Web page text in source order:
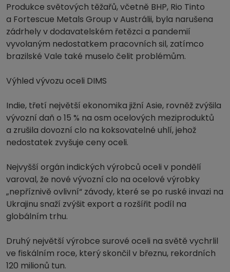
Produkce světových těžařů, včetně BHP, Rio Tinto
a Fortescue Metals Group v Austrálii, byla narušena
zádrhely v dodavatelském řetězci a pandemií
vyvolaným nedostatkem pracovních sil, zatímco
brazilské Vale také muselo čelit problémům.
Výhled vývozu oceli DIMS
Indie, třetí největší ekonomika jižní Asie, rovněž zvýšila
vývozní daň o 15 % na osm ocelových meziproduktů
a zrušila dovozní clo na koksovatelné uhlí, jehož
nedostatek zvyšuje ceny oceli.
Nejvyšší orgán indických výrobců oceli v pondělí
varoval, že nové vývozní clo na ocelové výrobky
„nepříznivě ovlivní“ závody, které se po ruské invazi na
Ukrajinu snaží zvýšit export a rozšířit podíl na
globálním trhu.
Druhý největší výrobce surové oceli na světě vychrlil
ve fiskálním roce, který skončil v březnu, rekordních
120 milionů tun.